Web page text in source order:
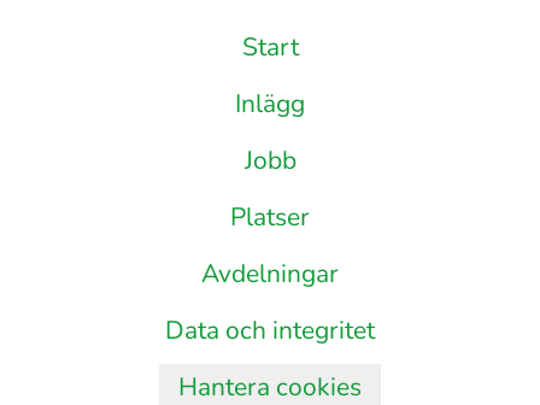
Start
Inlägg
Jobb
Platser
Avdelningar
Data och integritet
Hantera cookies